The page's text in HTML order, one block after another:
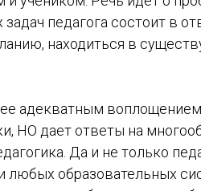
педагога состоит в
находиться в
адекватным воплощением
НО дает ответы на
Да и не только
любых образовательных